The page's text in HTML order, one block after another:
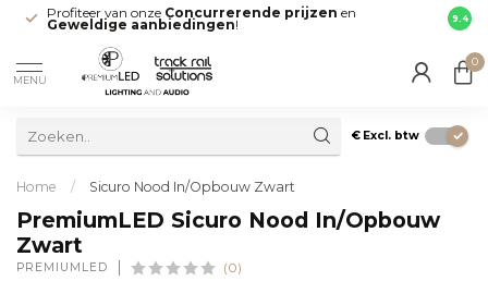
Profiteer van onze Concurrerende prijzen en
Geweldige aanbiedingen! direct
9.4
MENU
0
€ Excl. btw
Home / Sicuro Nood In/Opbouw Zwart
PremiumLED Sicuro Nood In/Opbouw
Zwart
PREMIUMLED (0)